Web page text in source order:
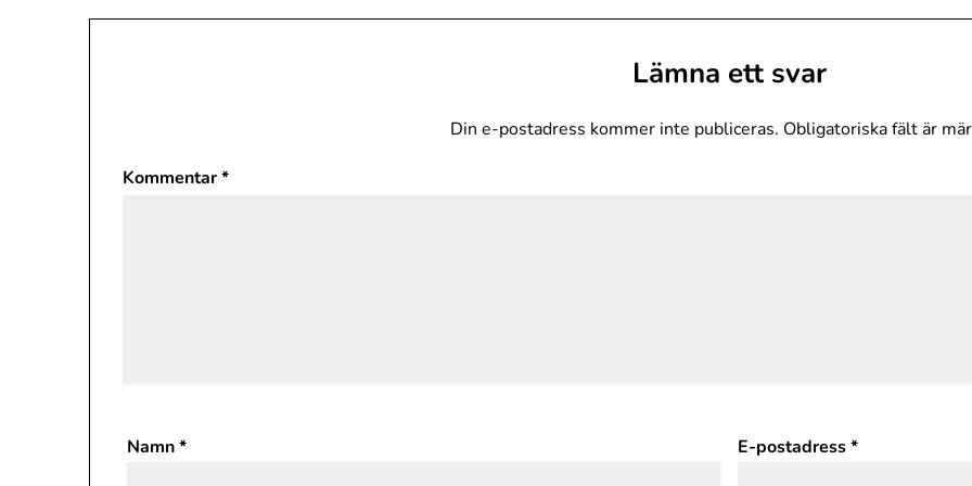
Lämna ett svar
Din e-postadress kommer inte publiceras. Obligatoriska fält är
Kommentar*
Namn* E-postadress*